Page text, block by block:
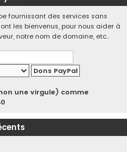
fournissant des services sans
les bienvenus, pour nous aider à
notre nom de domaine, etc..
une virgule) comme